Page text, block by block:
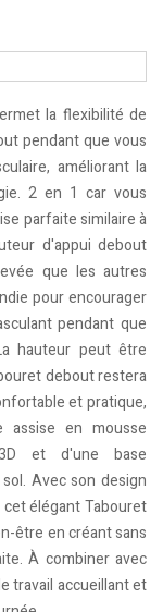
la flexibilité de
pendant que vous
améliorant la
2 en 1 car vous
parfaite similaire à
d'appui debout
que les autres
pour encourager
pendant que
hauteur peut être
debout restera
et pratique,
assise en mousse
et d'une base
Avec son design
élégant Tabouret
être en créant sans
À combiner avec
travail accueillant et